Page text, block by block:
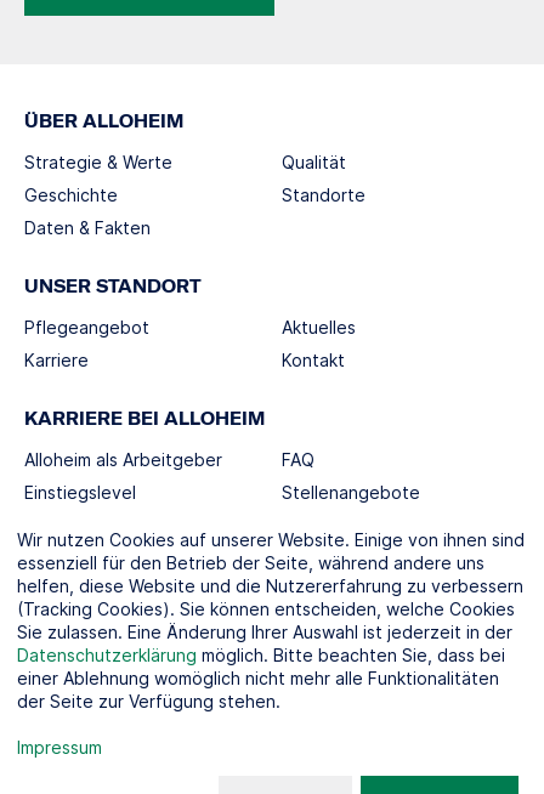
ÜBER ALLOHEIM
Strategie & Werte
Geschichte
Daten & Fakten
Qualität
Standorte
UNSER STANDORT
Pflegeangebot
Karriere
Aktuelles
Kontakt
KARRIERE BEI ALLOHEIM
Alloheim als Arbeitgeber
Einstiegslevel
FAQ
Stellenangebote
SOCIAL MEDIA
KOOPERATIONSPARTNER
Wir nutzen Cookies auf unserer Website. Einige von ihnen sind
essenziell für den Betrieb der Seite, während andere uns
helfen, diese Website und die Nutzererfahrung zu verbessern
(Tracking Cookies). Sie können entscheiden, welche Cookies
Sie zulassen. Eine Änderung Ihrer Auswahl ist jederzeit in der
Datenschutzerklärung möglich. Bitte beachten Sie, dass bei
einer Ablehnung womöglich nicht mehr alle Funktionalitäten
der Seite zur Verfügung stehen.
Impressum